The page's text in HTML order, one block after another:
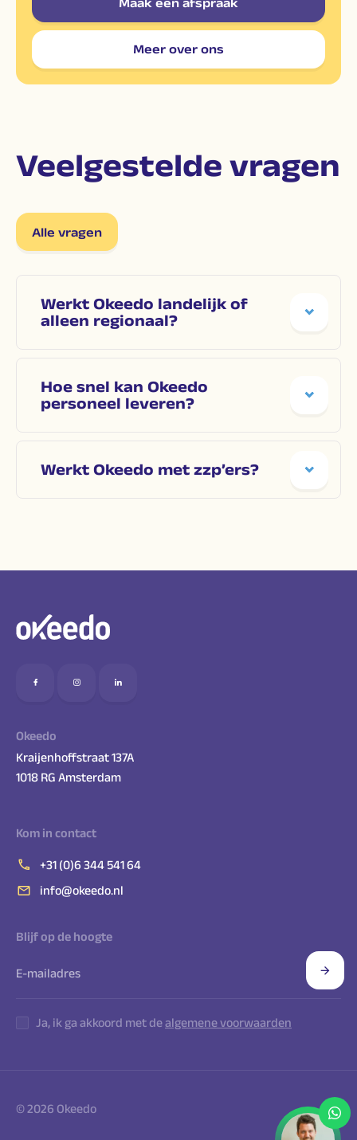
Maak een afspraak
Meer over ons
Veelgestelde vragen
Alle vragen
Werkt Okeedo landelijk of
alleen regionaal?
Hoe snel kan Okeedo
personeel leveren?
Werkt Okeedo met zzp’ers?
Okeedo
Kraijenhoffstraat 137A
1018 RG Amsterdam
Kom in contact
+31 (0)6 344 541 64
info@okeedo.nl
Blijf op de hoogte
Ja, ik ga akkoord met dealgemene voorwaarden
© 2026 Okeedo